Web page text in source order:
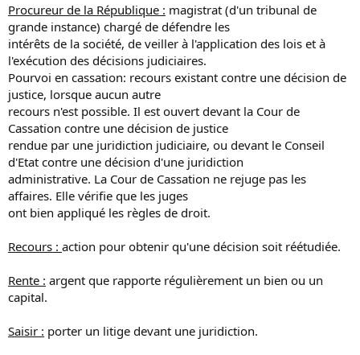
Procureur de la République : magistrat (d'un tribunal de
grande instance) chargé de défendre les
intérêts de la société, de veiller à l'application des lois et à
l'exécution des décisions judiciaires.
Pourvoi en cassation: recours existant contre une décision de
justice, lorsque aucun autre
recours n'est possible. Il est ouvert devant la Cour de
Cassation contre une décision de justice
rendue par une juridiction judiciaire, ou devant le Conseil
d'Etat contre une décision d'une juridiction
administrative. La Cour de Cassation ne rejuge pas les
affaires. Elle vérifie que les juges
ont bien appliqué les règles de droit.
Recours : action pour obtenir qu'une décision soit réétudiée.
Rente : argent que rapporte régulièrement un bien ou un
capital.
Saisir : porter un litige devant une juridiction.